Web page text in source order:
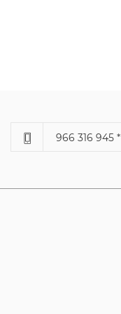
966 316 945 *